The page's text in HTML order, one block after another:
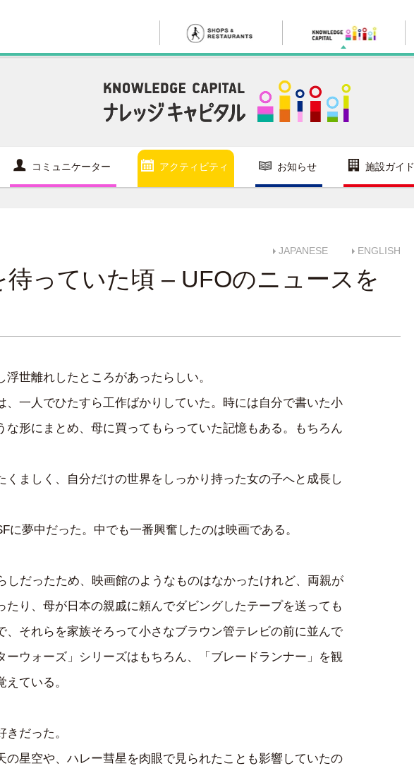
コミュニケーター アクティビティ お知らせ 施設ガイド
JAPANESE ENGLISH
待っていた頃 – UFOのニュースを
世離れしたところがあったらしい。
、一人でひたすら工作ばかりしていた。時には自分で書いた小
な形にまとめ、母に買ってもらっていた記憶もある。もちろん
くましく、自分だけの世界をしっかり持った女の子へと成長し
に夢中だった。中でも一番興奮したのは映画である。
しだったため、映画館のようなものはなかったけれど、両親が
たり、母が日本の親戚に頼んでダビングしたテープを送っても
、それらを家族そろって小さなブラウン管テレビの前に並んで
ーウォーズ」シリーズはもちろん、「ブレードランナー」を観
ている。
だった。
の星空や、ハレー彗星を肉眼で見られたことも影響していたの